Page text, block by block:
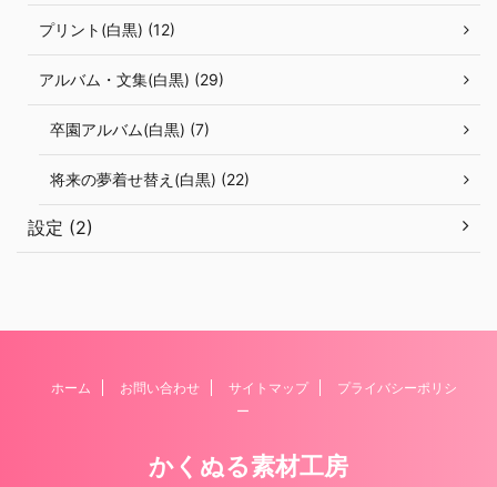
プリント(白黒) (12)
アルバム・文集(白黒) (29)
卒園アルバム(白黒) (7)
将来の夢着せ替え(白黒) (22)
設定 (2)
ホーム お問い合わせ サイトマップ
プライバシーポリシ
ー
かくぬる素材工房